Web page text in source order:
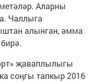
Аларны
Чаллыга
алынган, әмма
җаваплылыгы
соңгы тапкыр 2016